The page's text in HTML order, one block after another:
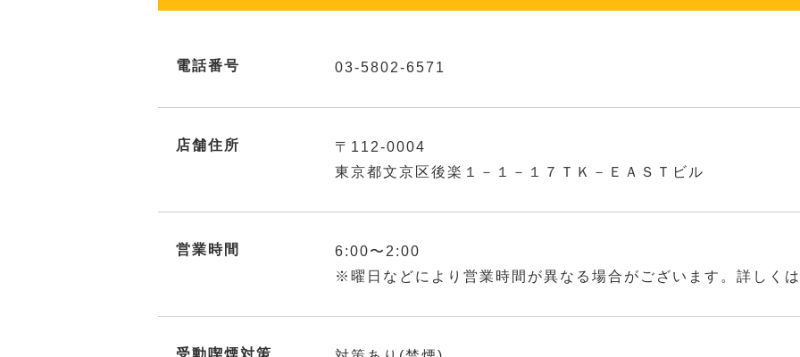
電話番号 03-5802-6571
店舗住所
〒112-0004
東京都文京区後楽１－１－１７ＴＫ－ＥＡＳＴビル
営業時間
6:00〜2:00
※曜日などにより営業時間が異なる場合がございます。詳しく
受動喫煙対策